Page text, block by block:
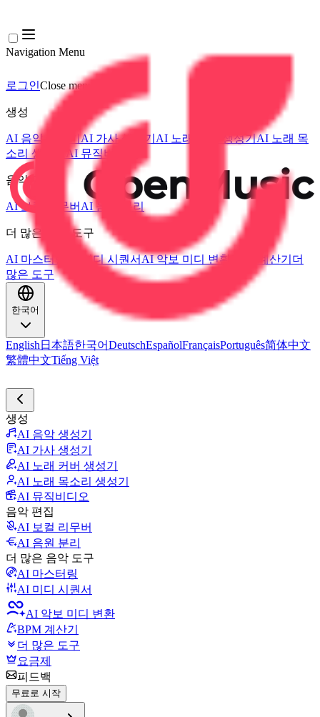
Navigation Menu
로그인Close menu
생성
AI 음악 생성기AI 가사 생성기 AI 노래 커버 생성기AI 노래 목
소리 생성기
AI 뮤직비디오
음악 편집
AI 보컬 리무버 AI 음원 분리
더 많은 음악 도구
AI 마스터링 AI 미디 시퀀서AI 악보 미디 변환 BPM 계산기 더
많은 도구
한국어
English 日本語한국어DeutschEspañolFrançaisPortuguês简体中文
繁體中文Tiếng Việt
생성
AI 음악 생성기
AI 가사 생성기
AI 노래 커버 생성기
AI 노래 목소리 생성기
AI 뮤직비디오
음악 편집
AI 보컬 리무버
AI 음원 분리
더 많은 음악 도구
AI 마스터링
AI 미디 시퀀서
AI 악보 미디 변환
BPM 계산기
더 많은 도구
요금제
피드백
무료로 시작